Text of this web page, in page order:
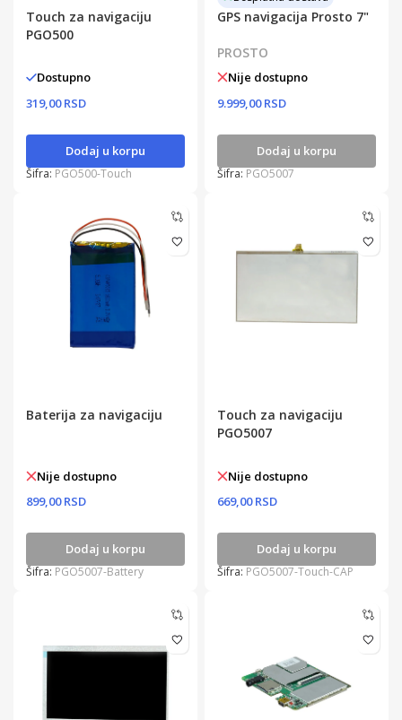
Touch za navigaciju
PGO500
Dostupno
319,00 RSD
Dodaj u korpu
Šifra: PGO500-Touch
GPS navigacija Prosto 7"
PROSTO
Nije dostupno
9.999,00 RSD
Dodaj u korpu
Šifra: PGO5007
Baterija za navigaciju
Nije dostupno
899,00 RSD
Dodaj u korpu
Šifra: PGO5007-Battery
Touch za navigaciju
PGO5007
Nije dostupno
669,00 RSD
Dodaj u korpu
Šifra: PGO5007-Touch-CAP